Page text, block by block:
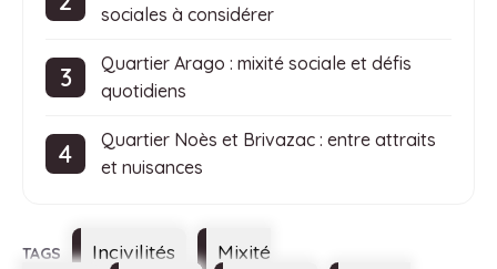
sociales à considérer
Quartier Arago : mixité sociale et défis
quotidiens
Quartier Noès et Brivazac : entre attraits
et nuisances
Étiquettes
Incivilités
Mixité